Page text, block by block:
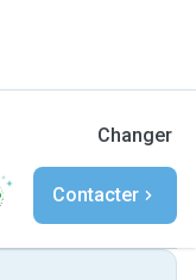
Changer
Contacter